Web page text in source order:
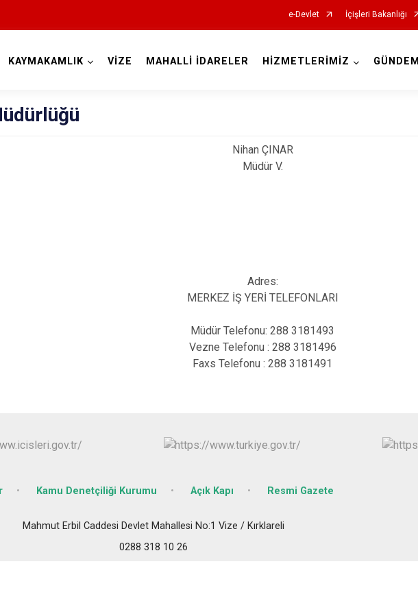
e-Devlet İçişleri Bakanlığı
Lüleburgaz
Pehlivanköy
Pınarhisar
Vize
KAYMAKAMLIK VİZE MAHALLİ İDARELER HİZMETLERİMİZ GÜNDEM
Nihan ÇINAR
Müdür V.
Adres:
MERKEZ İŞ YERİ TELEFONLARI
Müdür Telefonu: 288 3181493
Vezne Telefonu : 288 3181496
Faxs Telefonu : 288 3181491
Kamu Denetçiliği Kurumu Açık Kapı Resmi Gazete
Mahmut Erbil Caddesi Devlet Mahallesi No:1 Vize / Kırklareli
0288 318 10 26